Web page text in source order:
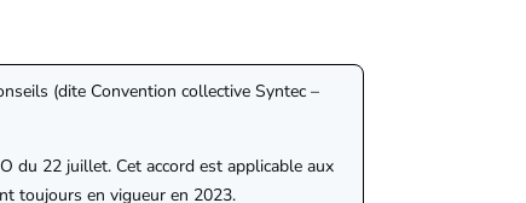
(dite Convention collective Syntec –
du 22 juillet. Cet accord est applicable aux
toujours en vigueur en 2023.